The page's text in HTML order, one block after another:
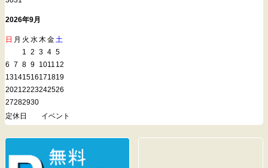
2026年9月
日 月 火 水木金土
1 2 3 4 5
6 7 8 9 1011 12
13141516171819
20212223242526
27282930
定休日
イベント